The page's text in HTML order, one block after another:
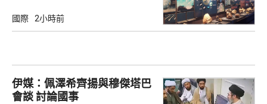
國際 2小時前
伊媒：佩澤希齊揚與穆傑塔巴
會談 討論國事